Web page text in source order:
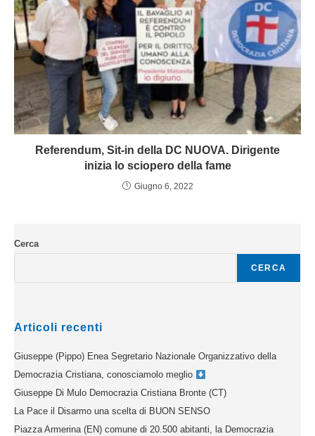
Referendum, Sit-in della DC NUOVA. Dirigente
inizia lo sciopero della fame
Giugno 6, 2022
Cerca
CERCA
Articoli recenti
Giuseppe (Pippo) Enea Segretario Nazionale Organizzativo della
Democrazia Cristiana, conosciamolo meglio
Giuseppe Di Mulo Democrazia Cristiana Bronte (CT)
La Pace il Disarmo una scelta di BUON SENSO
Piazza Armerina (EN) comune di 20.500 abitanti, la Democrazia